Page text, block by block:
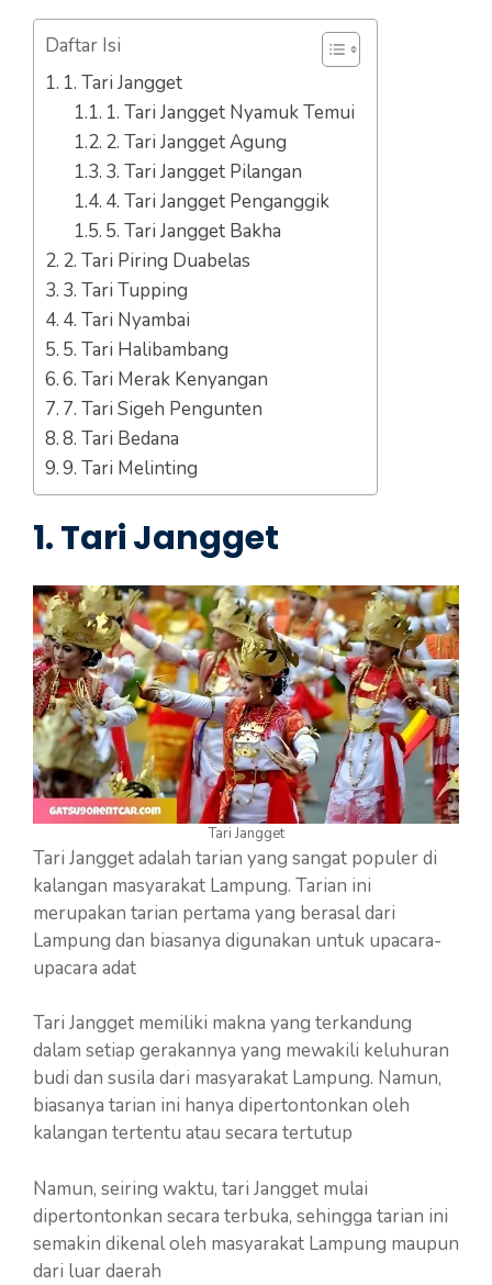
Daftar Isi
1. Tari Jangget
1. Tari Jangget Nyamuk Temui
2. Tari Jangget Agung
3. Tari Jangget Pilangan
4. Tari Jangget Penganggik
5. Tari Jangget Bakha
2. Tari Piring Duabelas
3. Tari Tupping
4. Tari Nyambai
5. Tari Halibambang
6. Tari Merak Kenyangan
7. Tari Sigeh Pengunten
8. Tari Bedana
9. Tari Melinting
1.Tari Jangget
Tari Jangget
Tari Jangget adalah tarian yang sangat populer di
kalangan masyarakat Lampung. Tarian ini
merupakan tarian pertama yang berasal dari
Lampung dan biasanya digunakan untuk upacara-
upacara adat
Tari Jangget memiliki makna yang terkandung
dalam setiap gerakannya yang mewakili keluhuran
budi dan susila dari masyarakat Lampung. Namun,
biasanya tarian ini hanya dipertontonkan oleh
kalangan tertentu atau secara tertutup
Namun, seiring waktu, tari Jangget mulai
dipertontonkan secara terbuka, sehingga tarian ini
semakin dikenal oleh masyarakat Lampung maupun
dari luar daerah